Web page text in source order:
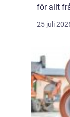
för allt
work-
exempel
25 juli